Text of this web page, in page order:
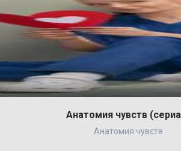
Анатомия чувств
Анатомия чувств